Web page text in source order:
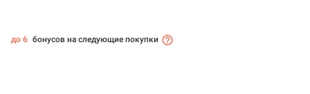
до 6 бонусов на следующие покупки